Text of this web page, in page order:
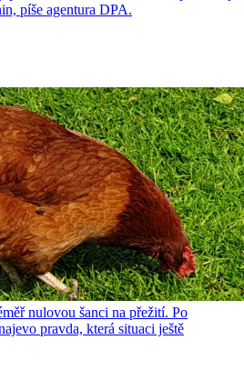
píše agentura DPA.
nulovou šanci na přežití. Po
pravda, která situaci ještě